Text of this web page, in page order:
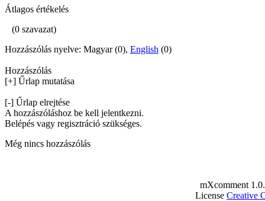
Átlagos értékelés
(0 szavazat)
Hozzászólás nyelve: Magyar (0), English (0)
Hozzászólás
[+] Űrlap mutatása
[-] Űrlap elrejtése
A hozzászóláshoz be kell jelentkezni.
Belépés vagy regisztráció szükséges.
Még nincs hozzászólás
mXcomment
License Creative